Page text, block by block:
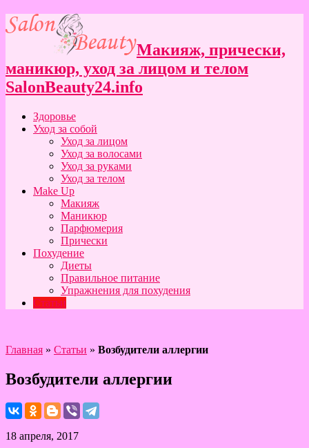
Макияж, прически,
маникюр, уход за лицом и телом
SalonBeauty24.info
Здоровье
Уход за собой
Уход за лицом
Уход за волосами
Уход за руками
Уход за телом
Make Up
Макияж
Маникюр
Парфюмерия
Прически
Похудение
Диеты
Правильное питание
Упражнения для похудения
Статьи
Главная » Статьи » Возбудители аллергии
Возбудители аллергии
18 апреля, 2017